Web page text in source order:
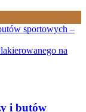
i butów